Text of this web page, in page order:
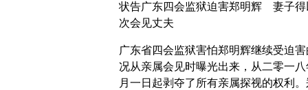
状告广东四会监狱迫害郑明辉 妻子得
次会见丈夫
广东省四会监狱害怕郑明辉继续受迫
况从亲属会见时曝光出来，从二零一八
月一日起剥夺了所有亲属探视的权利